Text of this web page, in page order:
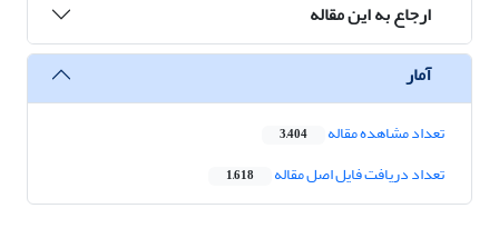
ارجاع به این مقاله
آمار
تعداد مشاهده مقاله 3,404
تعداد دریافت فایل اصل مقاله 1,618